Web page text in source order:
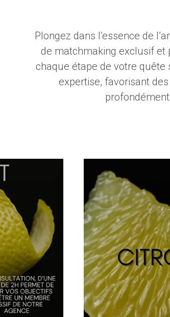
Plongez dans l’essence de
de matchmaking exclusif et
chaque étape de votre
expertise, favorisant
En